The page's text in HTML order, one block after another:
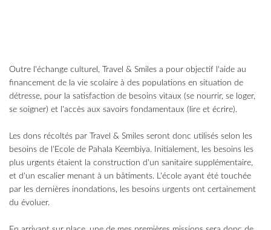
Outre l'échange culturel, Travel & Smiles a pour objectif l'aide au
financement de la vie scolaire à des populations en situation de
détresse, pour la satisfaction de besoins vitaux (se nourrir, se loger,
se soigner) et l'accès aux savoirs fondamentaux (lire et écrire).
Les dons récoltés par Travel & Smiles seront donc utilisés selon les
besoins de l'Ecole de Pahala Keembiya. Initialement, les besoins les
plus urgents étaient la construction d'un sanitaire supplémentaire,
et d'un escalier menant à un bâtiments. L'école ayant été touchée
par les dernières inondations, les besoins urgents ont certainement
du évoluer.